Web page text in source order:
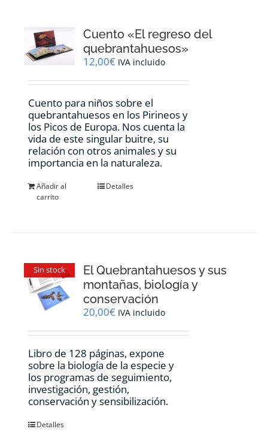
Cuento «El regreso del
quebrantahuesos»
12,00€ IVA incluido
Cuento para niños sobre el
quebrantahuesos en los Pirineos y
los Picos de Europa. Nos cuenta la
vida de este singular buitre, su
relación con otros animales y su
importancia en la naturaleza.
Añadir al
carrito
Detalles
Sin stock
El Quebrantahuesos y sus
montañas, biología y
conservación
20,00€ IVA incluido
Libro de 128 páginas, expone
sobre la biología de la especie y
los programas de seguimiento,
investigación, gestión,
conservación y sensibilización.
Detalles